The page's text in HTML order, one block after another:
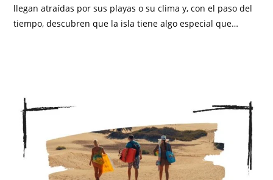
llegan atraídas por sus playas o su clima y, con el paso del
tiempo, descubren que la isla tiene algo especial que…